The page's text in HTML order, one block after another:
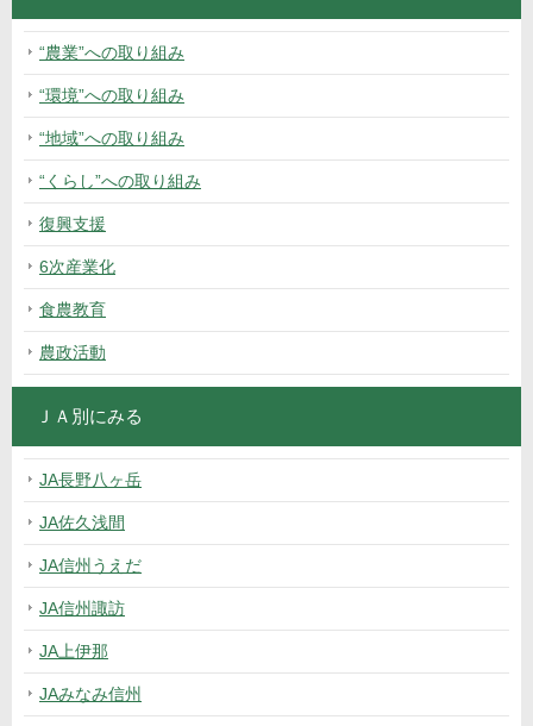
“農業”への取り組み
“環境”への取り組み
“地域”への取り組み
“くらし”への取り組み
復興支援
6次産業化
食農教育
農政活動
ＪＡ別にみる
JA長野八ヶ岳
JA佐久浅間
JA信州うえだ
JA信州諏訪
JA上伊那
JAみなみ信州